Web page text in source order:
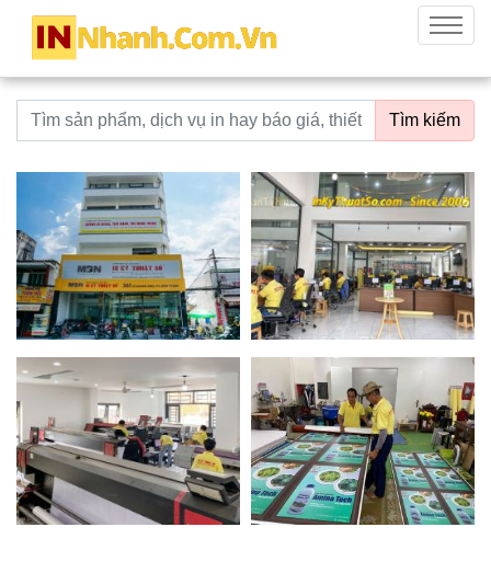
innhanh.com.vn
Menu
Từ khoá tìm kiếm Tìm kiếm